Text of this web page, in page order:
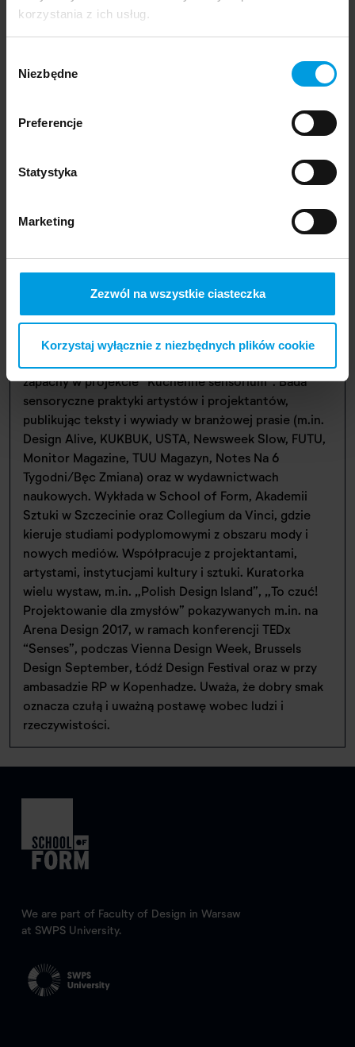
korzystania z ich usług.
zgody
Niezbędne
Preferencje
Statystyka
Marketing
Zezwól na wszystkie ciasteczka
Korzystaj wyłącznie z niezbędnych plików cookie
"New generation" exhibition
Curator, design critic, lecturer. Pracuje
zmysłów. Sensoryczną wiedzę wykorzystuje we
własnej praktyce. Wraz z Martą Szostek prowadzi
studio projektowe SUPERGIRLS DO DESIGN,
specjalizujące się w tworzeniu scenografii i
zapachy w projekcie “Kuchenne sensorium”. Bada
sensoryczne praktyki artystów i projektantów,
publikując teksty i wywiady w branżowej prasie (m.in.
Design Alive, KUKBUK, USTA, Newsweek Slow, FUTU,
Monitor Magazine, TUU Magazyn, Notes Na 6
Tygodni/Bęc Zmiana) oraz w wydawnictwach
naukowych. Wykłada w School of Form, Akademii
Sztuki w Szczecinie oraz Collegium da Vinci, gdzie
kieruje studiami podyplomowymi z obszaru mody i
nowych mediów. Współpracuje z projektantami,
artystami, instytucjami kultury i sztuki. Kuratorka
wielu wystaw, m.in. „Polish Design Island”, „To czuć!
Projektowanie dla zmysłów” pokazywanych m.in. na
Arena Design 2017, w ramach konferencji TEDx
“Senses”, podczas Vienna Design Week, Brussels
Design September, Łódź Design Festival oraz w przy
ambasadzie RP w Kopenhadze. Uważa, że dobry smak
oznacza czułą i uważną postawę wobec ludzi i
rzeczywistości.
We are part of Faculty of Design in Warsaw
at SWPS University.